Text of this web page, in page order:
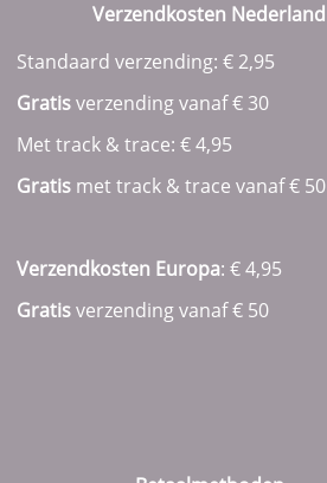
Verzendkosten Nederland
Standaard verzending: € 2,95
Gratisverzending vanaf € 30
Met track & trace: € 4,95
Gratis met track & trace vanaf€ 50
Verzendkosten Europa: € 4,95
Gratisverzending vanaf € 50